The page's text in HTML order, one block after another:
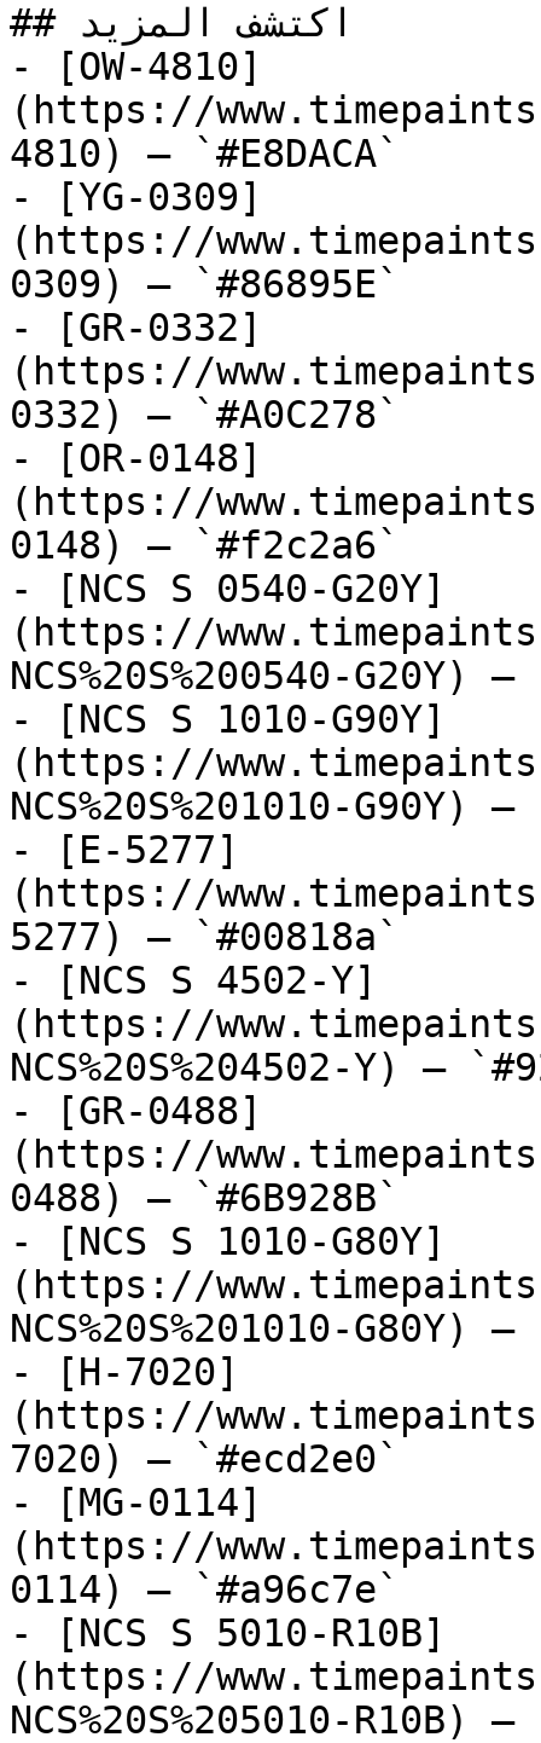
## اكتشف المزيد
- [OW-4810]
(https://
4810) — `#E8DACA`
- [YG-0309]
(https://
0309) — `#86895E`
- [GR-0332]
(https://
0332) — `#A0C278`
- [OR-0148]
(https://
0148) — `#f2c2a6`
- [NCS S 0540-G20Y]
(https://
NCS%20S%200540-G20Y)
- [NCS S 1010-G90Y]
(https://
NCS%20S%201010-G90Y)
- [E-5277]
(https://
5277) — `#00818a`
- [NCS S 4502-Y]
(https://
NCS%20S%204502-Y) —
- [GR-0488]
(https://
0488) — `#6B928B`
- [NCS S 1010-G80Y]
(https://
NCS%20S%201010-G80Y)
- [H-7020]
(https://
7020) — `#ecd2e0`
- [MG-0114]
(https://
0114) — `#a96c7e`
- [NCS S 5010-R10B]
(https://
NCS%20S%205010-R10B)